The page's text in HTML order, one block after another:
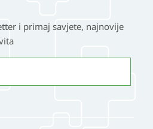
i primaj savjete, najnovije